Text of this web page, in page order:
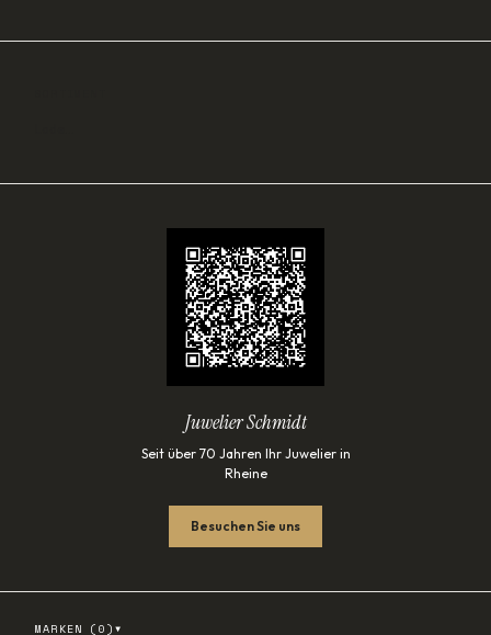
Juwelier Schmidt
Seit über 70 Jahren Ihr Juwelier in
Rheine
Besuchen Sie uns
MARKEN ( 0 ) ▾